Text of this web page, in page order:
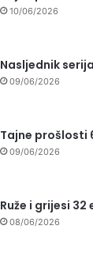
10/06/2026
Nasljednik
09/06/2026
Tajne prošlosti
09/06/2026
Ruže i grijesi 32
08/06/2026